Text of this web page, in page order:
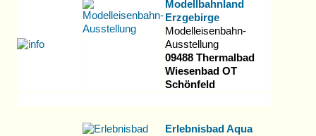
Modellbahnland
Erzgebirge
Modelleisenbahn-
Ausstellung
09488 Thermalbad
Wiesenbad OT
Schönfeld
Erlebnisbad Aqua